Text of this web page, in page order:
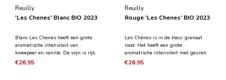
Reuilly
'Les Chenes' Blanc BIO 2023
Blanc Les Chenes heeft een grote
aromatische intensiteit van
kweepeer en vanille. De wijn is rijk,
goed gestructureerd, met smaken
€26,95
Reuilly
Rouge 'Les Chenes' BIO 2023
Les Chénes is in de kleur granaat
rood. Het heeft een grote
aromatische intensiteit met geuren
van rood fruit als frambozen, zwarte
€26,95